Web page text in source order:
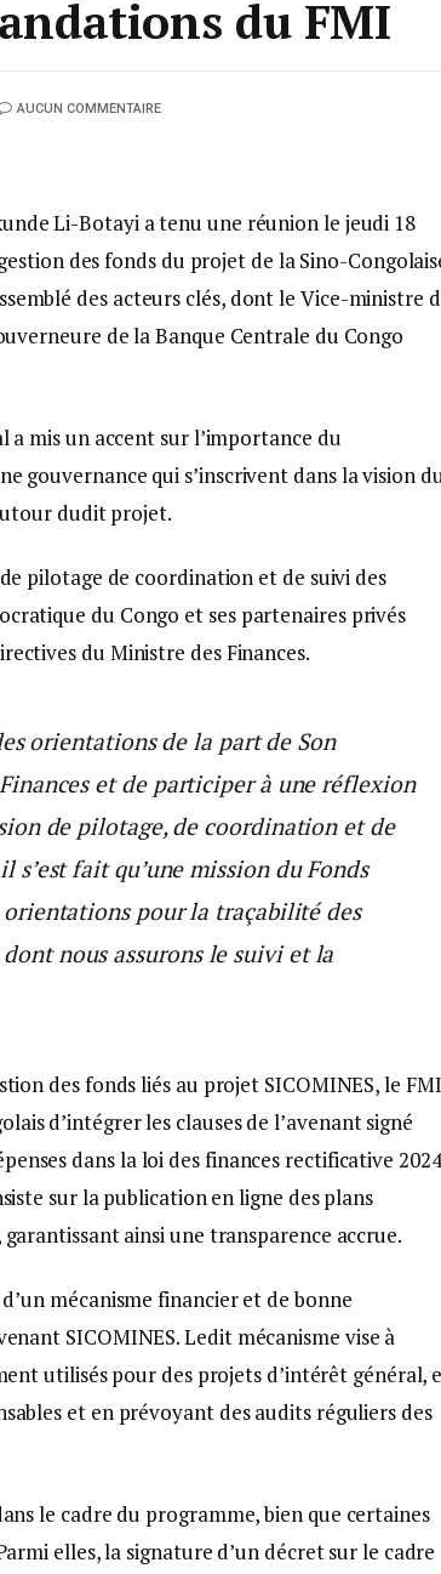
du FMI
AUCUN COMMENTAIRE
Li-Botayi a tenu une réunion le jeudi 18
des fonds du projet de la Sino-
des acteurs clés, dont le Vice-ministre
de la Banque Centrale du Congo
mis un accent sur l’importance du
gouvernance qui s’inscrivent dans la vision
dudit projet.
pilotage de coordination et de suivi des
du Congo et ses partenaires privés
du Ministre des Finances.
orientations de la part de Son
et de participer à une réflexion
de pilotage, de coordination et de
fait qu’une mission du Fonds
pour la traçabilité des
nous assurons le suivi et la
des fonds liés au projet SICOMINES, le FMI
d’intégrer les clauses de l’avenant signé
dans la loi des finances rectificative
sur la publication en ligne des plans
ainsi une transparence accrue.
mécanisme financier et de bonne
SICOMINES. Ledit mécanisme vise à
utilisés pour des projets d’intérêt général,
et en prévoyant des audits réguliers des
le cadre du programme, bien que certaines
elles, la signature d’un décret sur le cadre